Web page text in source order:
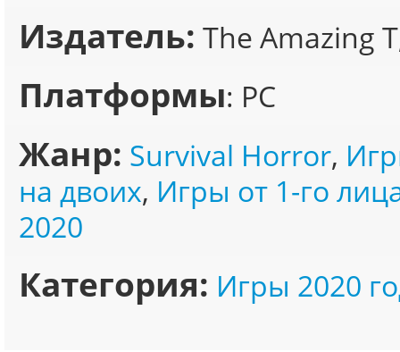
Издатель: The Amazing
Платформы: PC
Жанр: Survival Horror,
на двоих, Игры от 1-го
2020
Категория: Игры 2020